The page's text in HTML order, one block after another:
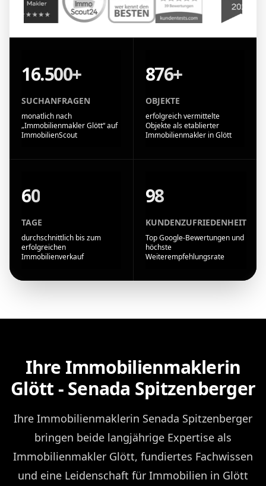
16.500+
SUCHANFRAGEN
monatlich nach
„Immobilienmakler Glött“ auf
ImmobilienScout
876+
OBJEKTE
erfolgreich vermittelte
Objekte als etablierter
Immobilienmakler in Glött
60
TAGE
durchschnittlich bis zum
erfolgreichen
Immobilienverkauf
98
KUNDENZUFRIEDENHEIT
Top Google-Bewertungen und
höchste
Weiterempfehlungsrate
Ihre Immobilienmaklerin
Glött - Senada Spitzenberger
Ihre Immobilienmaklerin Senada Spitzenberger
bringen beide langjährige Expertise als
Immobilienmakler Glött, fundiertes Fachwissen
und eine Leidenschaft für Immobilien in Glött